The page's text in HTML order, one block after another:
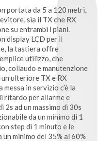
portata da 5 a 120 metri,
sia il TX che RX
su entrambi i piani.
display LCD per il
la tastiera offre
utilizzo, che
collaudo e manutenzione
ulteriore TX e RX
in servizio c’è la
ritardo per allarme e
2s ad un massimo di 30s
da un minimo di 1
step di 1 minuto e le
minimo del 35% al 60%